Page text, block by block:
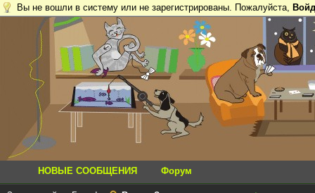
Вы не вошли в систему или не зарегистрированы. Пожалуйста,
НОВЫЕ СООБЩЕНИЯ Форум